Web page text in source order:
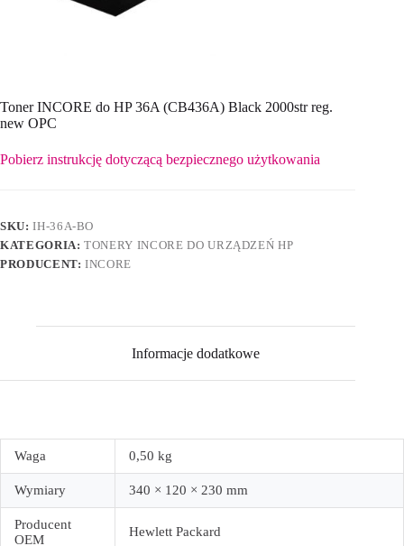
Toner INCORE do HP 36A (CB436A) Black 2000str reg.
new OPC
Pobierz instrukcję dotyczącą bezpiecznego użytkowania
SKU:IH-36A-BO
KATEGORIA:TONERY INCORE DO URZĄDZEŃ HP
PRODUCENT:INCORE
Informacje dodatkowe
Waga 0,50 kg
Wymiary 340 × 120 × 230 mm
Producent
OEM
Hewlett Packard